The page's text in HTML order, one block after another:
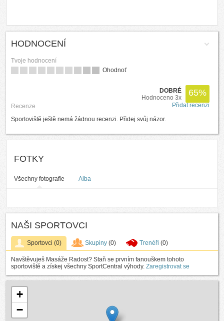
HODNOCENÍ
Tvoje hodnocení
Ohodnoť
65%
DOBRÉ
Hodnoceno 3x
Recenze
Přidat recenzi
Sportoviště ještě nemá žádnou recenzi. Přidej svůj názor.
FOTKY
Všechny fotografie Alba
NAŠI SPORTOVCI
Sportovci (0) Skupiny (0) Trenéři (0)
Navštěvuješ Masáže Radost? Staň se prvním fanouškem tohoto
sportoviště a získej všechny SportCentral výhody. Zaregistrovat se
+
−